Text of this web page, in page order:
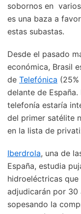
sobornos en
es una baza a
estas subastas.
Desde el pasado
económica, Brasil
de Telefónica
delante de
telefonía estaría
del primer satélite
en la lista de
Iberdrola, una de
España, estudia
hidroeléctricas
adjudicarán por 30
sopesando la